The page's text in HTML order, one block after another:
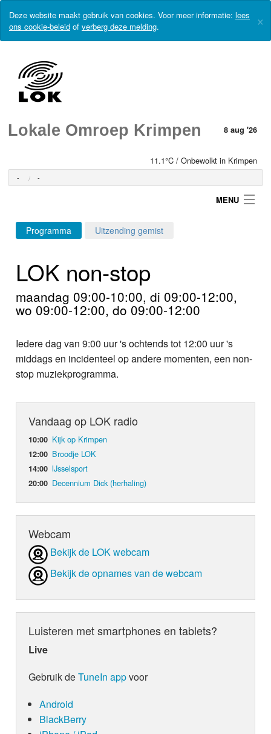
Deze website maakt gebruik van cookies. Voor meer informatie: lees
ons cookie-beleid of verberg deze melding. ×
Lokale Omroep Krimpen 8 aug '26
11.1°C / Onbewolkt in Krimpen
- -
MENU
Login
Home
Programma's
Foto's
Webcam
Info
Programma Uitzending gemist
LOK non-stop
maandag 09:00-10:00, di 09:00-12:00,
wo 09:00-12:00, do 09:00-12:00
Iedere dag van 9:00 uur 's ochtends tot 12:00 uur 's
middags en incidenteel op andere momenten, een non-
stop muziekprogramma.
Vandaag op LOK radio
10:00 Kijk op Krimpen
12:00 Broodje LOK
14:00 IJsselsport
20:00 Decennium Dick (herhaling)
Webcam
Bekijk de LOK webcam
Bekijk de opnames van de webcam
Luisteren met smartphones en tablets?
Live
Gebruik deTuneIn appvoor
Android
BlackBerry